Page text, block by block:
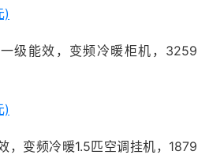
)
级能效，变频冷暖柜机，3259
)
，变频冷暖1.5匹空调挂机，1879